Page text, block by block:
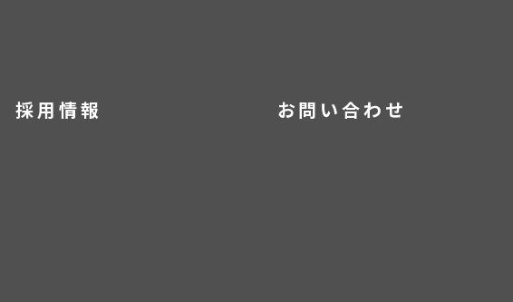
採用情報 お問い合わせ